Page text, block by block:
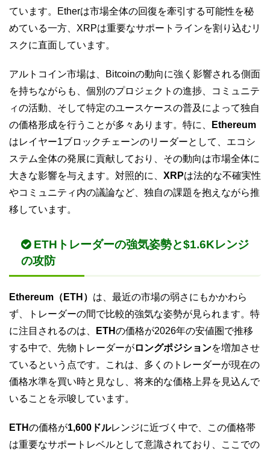
ています。Etherは市場全体の回復を牽引する可能性を秘
めている一方、XRPは重要なサポートラインを割り込むリ
スクに直面しています。
アルトコイン市場は、Bitcoinの動向に強く影響される側面
を持ちながらも、個別のプロジェクトの進捗、コミュニテ
ィの活動、そして特定のユースケースの普及によって独自
の価格形成を行うことが多々あります。特に、
Ethereum
はレイヤー1ブロックチェーンのリーダーとして、エコシ
ステム全体の発展に貢献しており、その動向は市場全体に
大きな影響を与えます。対照的に、 XRPは法的な不確実性
やコミュニティ内の議論など、独自の課題を抱えながら推
移しています。
ETHトレーダーの強気姿勢と$1.6Kレンジ
の攻防
Ethereum（ETH） は、最近の市場の弱さにもかかわら
ず、トレーダーの間で比較的強気な姿勢が見られます。特
に注目されるのは、
ETHの価格が2026年の安値圏で推移
する中で、先物トレーダーがロングポジションを増加させ
ているという点です。これは、多くのトレーダーが現在の
価格水準を買い時と見なし、将来的な価格上昇を見込んで
いることを示唆しています。
ETHの価格が1,600ドルレンジに近づく中で、この価格帯
は重要なサポートレベルとして意識されており、ここでの